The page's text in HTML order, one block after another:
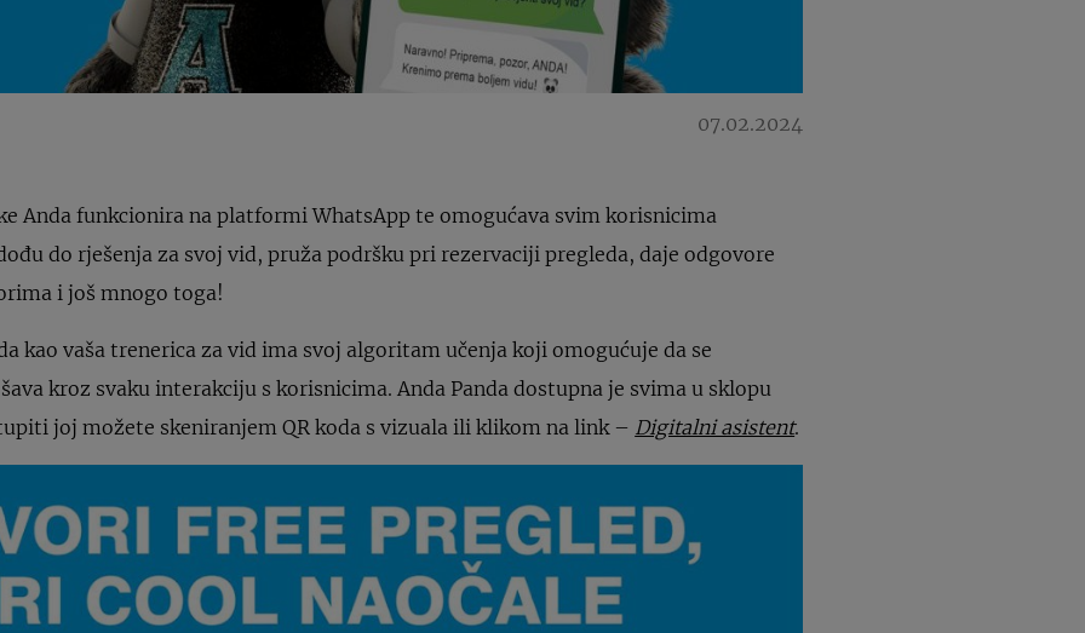
07.02.2024
Anda funkcionira na platformi WhatsApp te omogućava svim korisnicima
do rješenja za svoj vid, pruža podršku pri rezervaciji pregleda, daje odgovore
i još mnogo toga!
kao vaša trenerica za vid ima svoj algoritam učenja koji omogućuje da se
kroz svaku interakciju s korisnicima. Anda Panda dostupna je svima u sklopu
joj možete skeniranjem QR koda s vizuala ili klikom na link – Digitalni asistent.